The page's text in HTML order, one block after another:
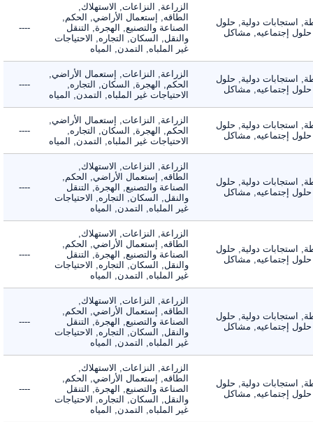
استجابات دولية, حلول
إجتماعيه, مشاكل
الزراعة, النزاعات, الاستهلاك,
الطاقه, إستعمال الأراضي, الحكم,
الصناعة والتصنيع, الهجرة, التنقل
والنقل, السكان, التجاره, الاحتياجات
غير الملباه, التمدن, المياه
----
استجابات دولية, حلول
إجتماعيه, مشاكل
الزراعة, النزاعات, إستعمال الأراضي,
الحكم, الهجرة, السكان, التجاره,
الاحتياجات غير الملباه, التمدن, المياه
----
استجابات دولية, حلول
إجتماعيه, مشاكل
الزراعة, النزاعات, إستعمال الأراضي,
الحكم, الهجرة, السكان, التجاره,
الاحتياجات غير الملباه, التمدن, المياه
----
استجابات دولية, حلول
إجتماعيه, مشاكل
الزراعة, النزاعات, الاستهلاك,
الطاقه, إستعمال الأراضي, الحكم,
الصناعة والتصنيع, الهجرة, التنقل
والنقل, السكان, التجاره, الاحتياجات
غير الملباه, التمدن, المياه
----
استجابات دولية, حلول
إجتماعيه, مشاكل
الزراعة, النزاعات, الاستهلاك,
الطاقه, إستعمال الأراضي, الحكم,
الصناعة والتصنيع, الهجرة, التنقل
والنقل, السكان, التجاره, الاحتياجات
غير الملباه, التمدن, المياه
----
استجابات دولية, حلول
إجتماعيه, مشاكل
الزراعة, النزاعات, الاستهلاك,
الطاقه, إستعمال الأراضي, الحكم,
الصناعة والتصنيع, الهجرة, التنقل
والنقل, السكان, التجاره, الاحتياجات
غير الملباه, التمدن, المياه
----
استجابات دولية, حلول
إجتماعيه, مشاكل
الزراعة, النزاعات, الاستهلاك,
الطاقه, إستعمال الأراضي, الحكم,
الصناعة والتصنيع, الهجرة, التنقل
والنقل, السكان, التجاره, الاحتياجات
غير الملباه, التمدن, المياه
----